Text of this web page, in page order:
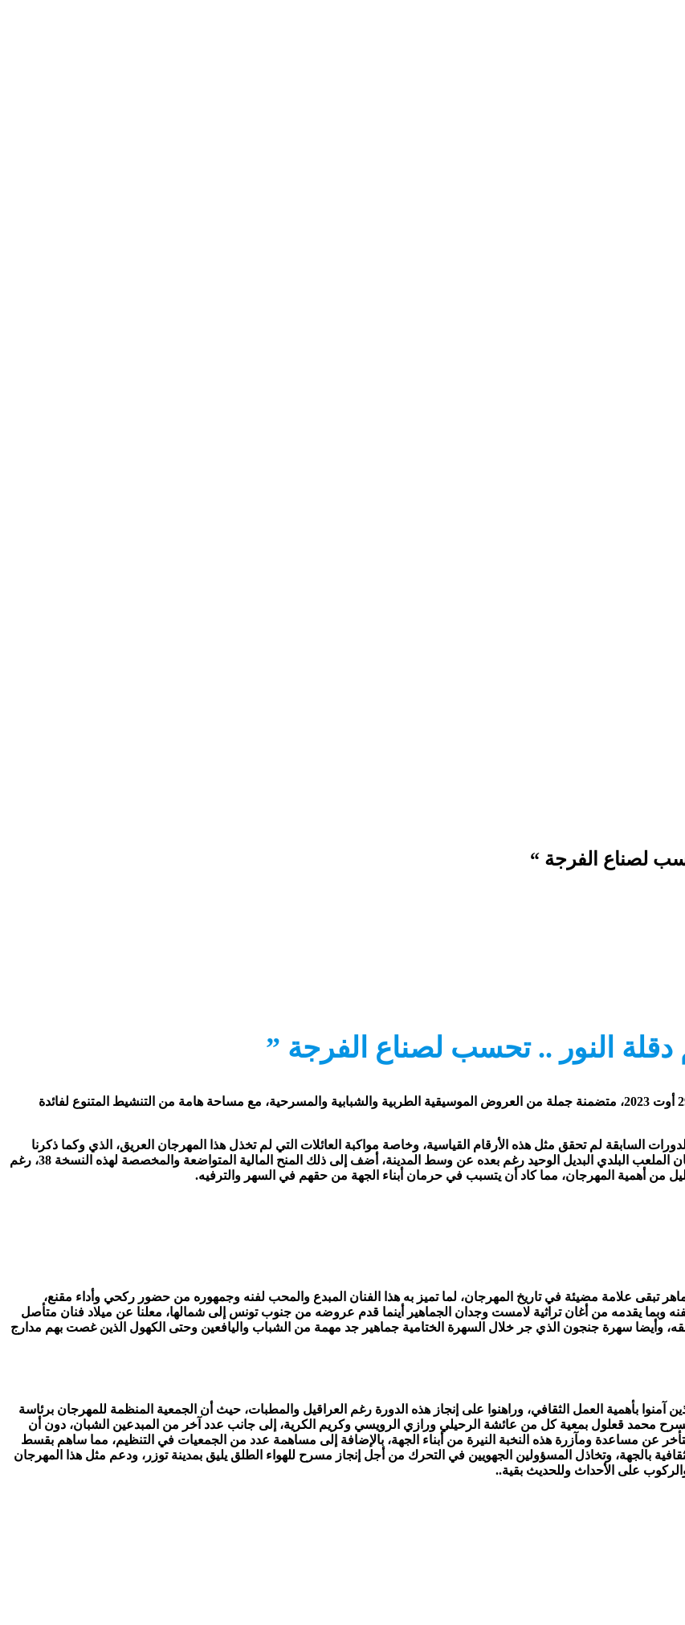
لصناع الفرجة “
النور .. تحسب لصناع الفرجة ”
في ظروف استثنائية، انتظمت الدورة 38 لمهرجان توزر الدولي، من 19 إلى 29 أوت 2023، متضمنة جملة من العروض الموسيقية الطربية والشبابية والمسرحية، مع مساحة هامة من التنشيط المتنوع لفائدة
لم تحقق مثل هذه الأرقام القياسية، وخاصة مواكبة العائلات التي لم تخذل هذا المهرجان العريق، الذي وكما ذكرنا
سابقا دارت فعالياته في ظروف استثنائية، منها غياب فضاء العروض، حيث كان الملعب البلدي البديل الوحيد رغم بعده عن وسط المدينة، أضف إلى ذلك المنح المالية المتواضعة والمخصصة لهذه النسخة 38، رغم
من أهمية المهرجان، مما كاد أن يتسبب في حرمان أبناء الجهة من حقهم في السهر والترفيه.
تبقى علامة مضيئة في تاريخ المهرجان، لما تميز به هذا الفنان المبدع والمحب لفنه وجمهوره من حضور ركحي وأداء مقنع،
وبما يقدمه من أغان تراثية لامست وجدان الجماهير أينما قدم عروضه من جنوب تونس إلى شمالها، معلنا عن ميلاد فنان متأصل
وأيضا سهرة جنجون الذي جر خلال السهرة الختامية جماهير جد مهمة من الشباب واليافعين وحتى الكهول الذين غصت بهم مدارج
بأهمية العمل الثقافي، وراهنوا على إنجاز هذه الدورة رغم العراقيل والمطبات، حيث أن الجمعية المنظمة للمهرجان برئاسة
اختارت هذه السنة أن تسند إدارة النسخة 38 لأستاذ المسرح محمد قعلول بمعية كل من عائشة الرحيلي ورازي الرويسي وكريم الكرية، إلى جانب عدد آخر من المبدعين الشبان، دون أن
عن مساعدة ومآزرة هذه النخبة النيرة من أبناء الجهة، بالإضافة إلى مساهمة عدد من الجمعيات في التنظيم، مما ساهم بقسط
بالجهة، وتخاذل المسؤولين الجهويين في التحرك من أجل إنجاز مسرح للهواء الطلق يليق بمدينة توزر، ودعم مثل هذا المهرجان
على الأحداث وللحديث بقية..